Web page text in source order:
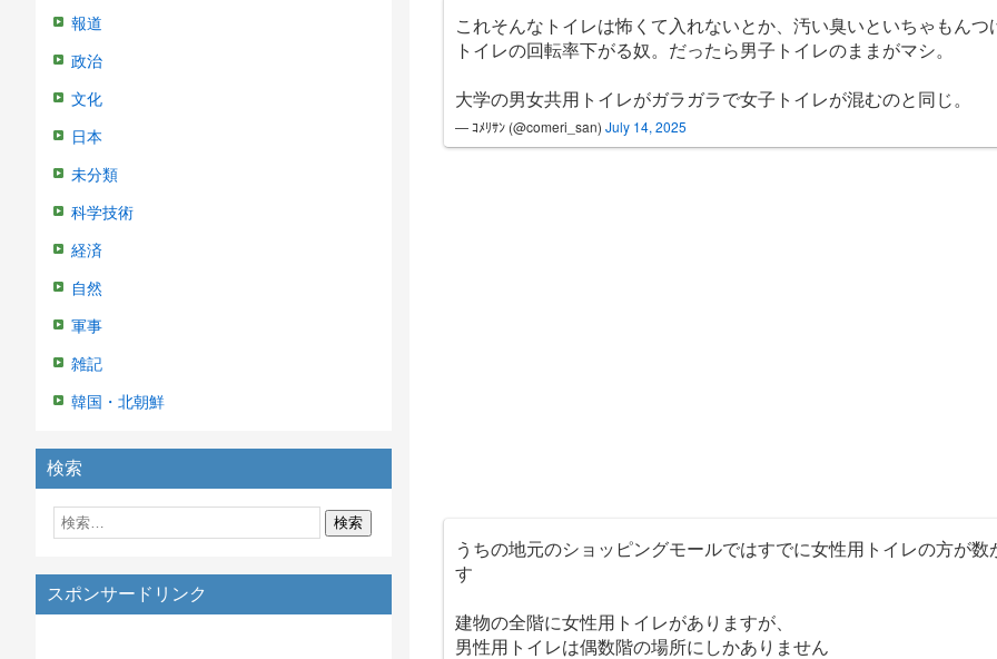
報道
政治
文化
日本
未分類
科学技術
経済
自然
軍事
雑記
韓国・北朝鮮
検索
スポンサードリンク
これそんなトイレは怖くて入れないとか、汚い臭いといちゃもんつ
トイレの回転率下がる奴。だったら男子トイレのままがマシ。
大学の男女共用トイレがガラガラで女子トイレが混むのと同じ。
— ｺﾒﾘｻﾝ (@comeri_san) July 14, 2025
うちの地元のショッピングモールではすでに女性用トイレの方が数
す
建物の全階に女性用トイレがありますが、
男性用トイレは偶数階の場所にしかありません